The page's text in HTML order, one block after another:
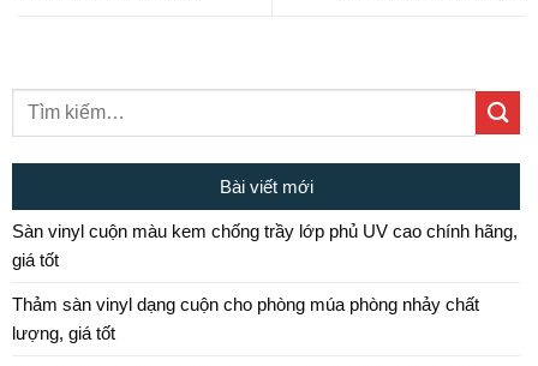
Bài viết mới
Sàn vinyl cuộn màu kem chống trầy lớp phủ UV cao chính hãng,
giá tốt
Thảm sàn vinyl dạng cuộn cho phòng múa phòng nhảy chất
lượng, giá tốt